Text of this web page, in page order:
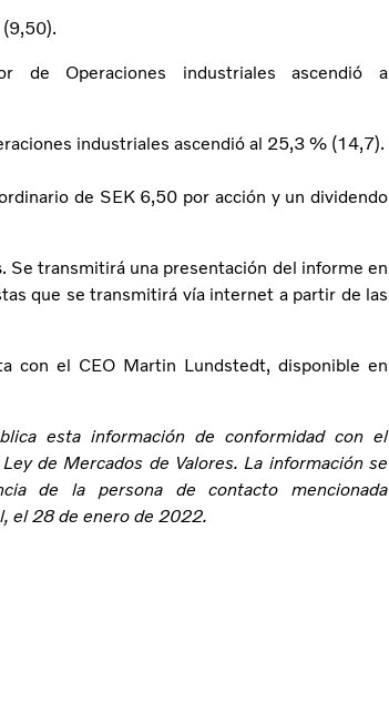
Operaciones industriales ascendió a
industriales ascendió al 25,3 % (14,7).
de SEK 6,50 por acción y un dividendo
. Se transmitirá una presentación del informe en
que se transmitirá vía internet a partir de las
con el CEO Martin Lundstedt, disponible en
esta información de conformidad con el
de Mercados de Valores. La información se
de la persona de contacto mencionada
el 28 de enero de 2022.